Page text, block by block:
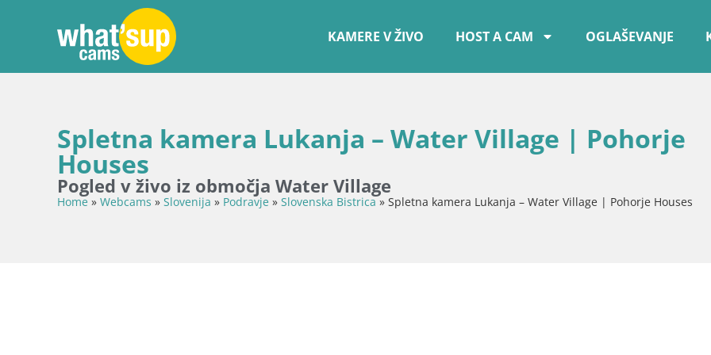
KAMERE V ŽIVO HOST A CAM OGLAŠEVANJE
Spletna kamera Lukanja – Water Village | Pohorje
Houses
Pogled v živo iz območja Water Village
Home » Webcams » Slovenija » Podravje » Slovenska Bistrica» Spletna kamera Lukanja – Water Village | Pohorje Houses